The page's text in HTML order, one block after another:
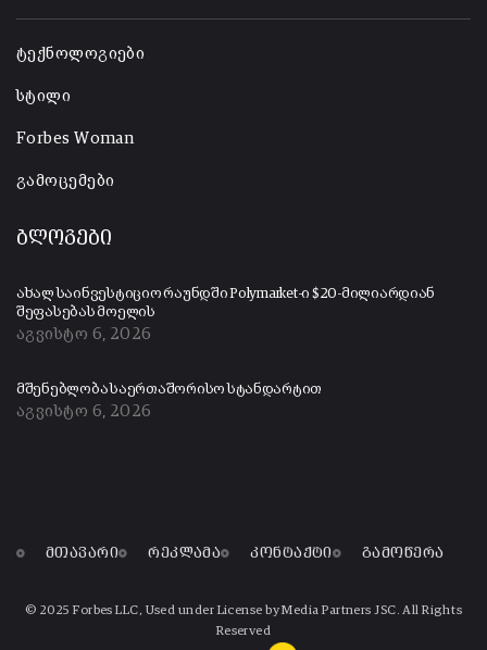
ტექნოლოგიები
სტილი
Forbes Woman
გამოცემები
ბლოგები
ახალ საინვესტიციო რაუნდში Polymarket-ი $20-მილიარდიან
შეფასებას მოელის
აგვისტო 6, 2026
მშენებლობა საერთაშორისო სტანდარტით
აგვისტო 6, 2026
მთავარი რეკლამა კონტაქტი გამოწერა
© 2025 Forbes LLC, Used under License by Media Partners JSC. All Rights
Reserved